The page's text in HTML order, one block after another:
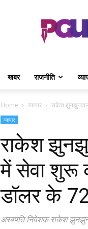
PGurus
Hindi
खबर राजनीति
Home व्यापार राकेश
व्यापार
राकेश
में सेवा शुरू
डॉलर के 72
अरबपति निवेशक राकेश